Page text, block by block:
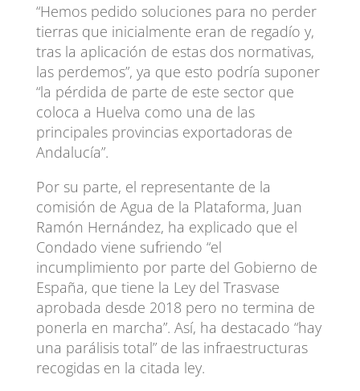
“Hemos pedido soluciones para no perder
tierras que inicialmente eran de regadío y,
tras la aplicación de estas dos normativas,
las perdemos”, ya que esto podría suponer
“la pérdida de parte de este sector que
coloca a Huelva como una de las
principales provincias exportadoras de
Andalucía”.
Por su parte, el representante de la
comisión de Agua de la Plataforma, Juan
Ramón Hernández, ha explicado que el
Condado viene sufriendo “el
incumplimiento por parte del Gobierno de
España, que tiene la Ley del Trasvase
aprobada desde 2018 pero no termina de
ponerla en marcha”. Así, ha destacado “hay
una parálisis total” de las infraestructuras
recogidas en la citada ley.